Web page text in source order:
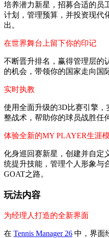
培养潜力新星，招募合适的员
计划，管理预算，并投资现代
出。
在世界舞台上留下你的印记
不断晋升排名，赢得管理层的
的机会，带领你的国家走向国
实时执教
使用全面升级的3D比赛引擎
整战术，帮助你的球员战胜任
体验全新的MY PLAYER生涯
化身巡回赛新星，创建并自定
统提升技能，管理个人形象与
GOAT之路。
玩法内容
为经理人打造的全新界面
在 Tennis Manager 26 中，界面